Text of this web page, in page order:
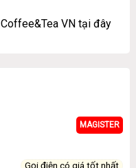
Coffee&Tea VN tại đây
MAGISTER
Gọi điện có giá tốt nhất